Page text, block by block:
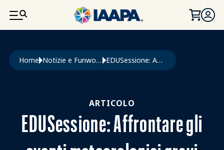
SALTA AL CONTENUTO PRINCIPALE
Briciole di pane
Home Notizie e Funworld EDUSessione: Affrontare Gli Eventi Meteorologici Gravi
ARTICOLO
EDUSessione: Affrontare gli